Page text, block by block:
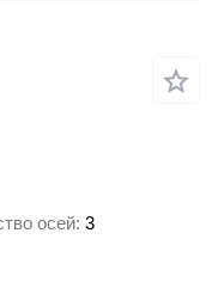
осей 3